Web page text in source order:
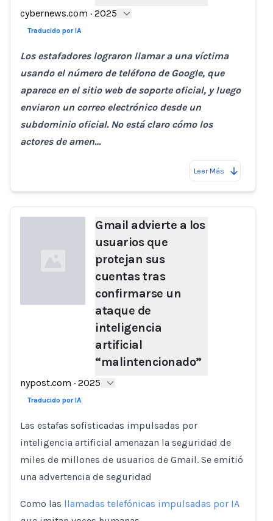
cybernews.com · 2025
Traducido por IA
Los estafadores lograron llamar a una víctima
usando el número de teléfono de Google, que
aparece en el sitio web de soporte oficial, y luego
enviaron un correo electrónico desde un
subdominio oficial. No está claro cómo los
actores de amen…
Leer Más
Gmail advierte a los
usuarios que
protejan sus
cuentas tras
confirmarse un
ataque de
inteligencia
artificial
“malintencionado”
nypost.com · 2025
Traducido por IA
Las estafas sofisticadas impulsadas por
inteligencia artificial amenazan la seguridad de
miles de millones de usuarios de Gmail. Se emitió
una advertencia de seguridad
Como las llamadas telefónicas impulsadas por IA